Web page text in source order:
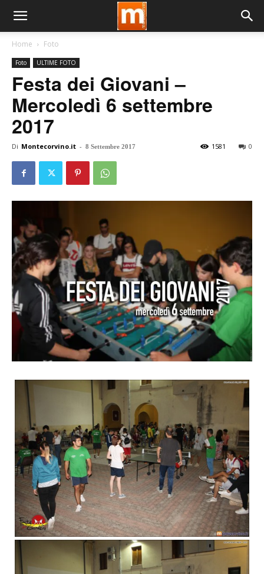
Home Foto
Foto ULTIME FOTO
Festa dei Giovani –
Mercoledì 6 settembre
2017
Di Montecorvino.it - 8 Settembre 2017 0
1581